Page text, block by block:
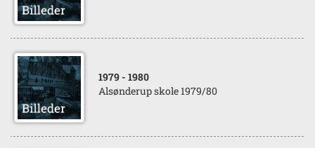
1979 - 1980
Alsønderup skole 1979/80